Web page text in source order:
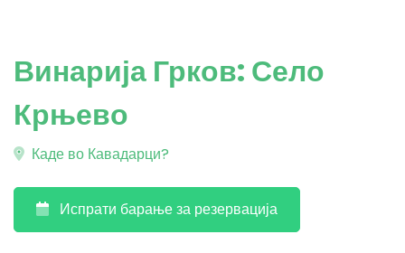
Винарија Грков: Село
Крњево
Каде во Кавадарци?
Испрати барање за резервација